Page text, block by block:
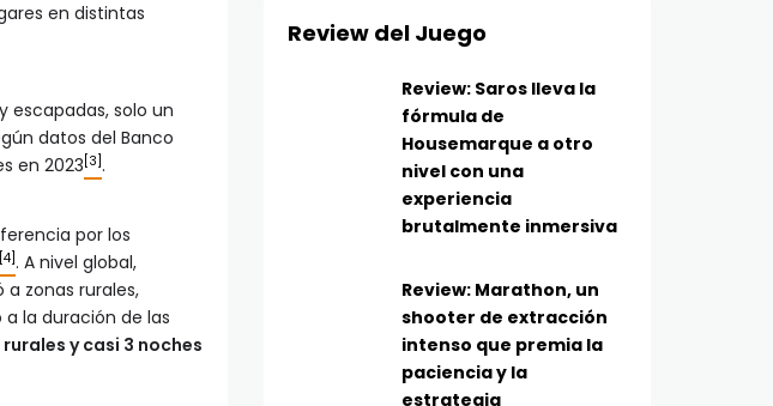
en distintas
escapadas, solo un
datos del Banco
en 2023 [3] .
por los
[4] . A nivel global,
a zonas rurales,
a la duración de las
y casi 3 noches
Review del Juego
Review: Saros lleva la
fórmula de
Housemarque a otro
nivel con una
experiencia
brutalmente inmersiva
Review: Marathon, un
shooter de extracción
intenso que premia la
paciencia y la
estrategia